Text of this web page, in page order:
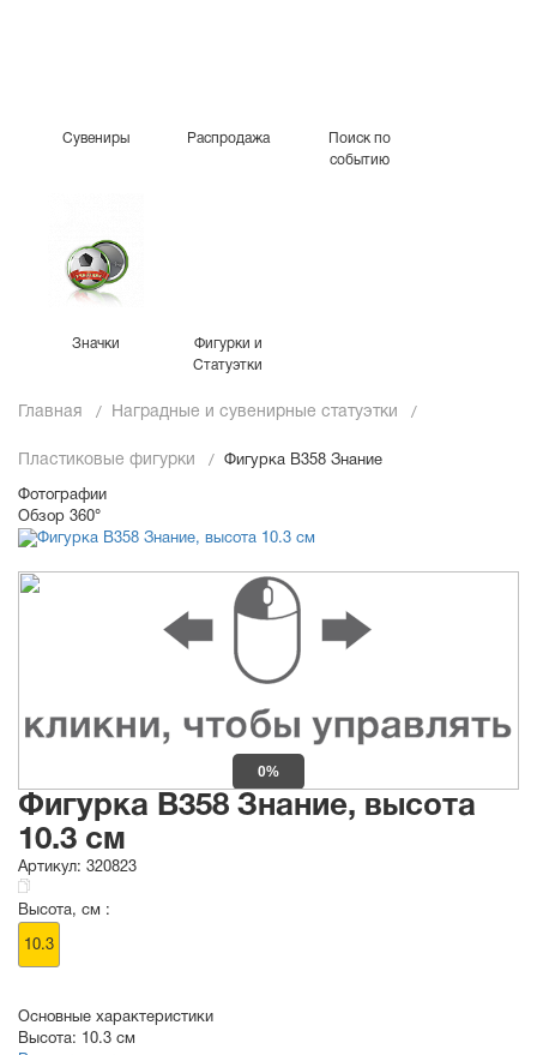
Сувениры Распродажа
Поиск по
событию
Значки
Фигурки и
Статуэтки
Главная Наградные и сувенирные статуэтки
Пластиковые фигурки Фигурка B358 Знание
Фотографии
Обзор 360°
0%
Фигурка B358 Знание, высота
10.3 см
Артикул: 320823
Высота, см :
10.3
Основные характеристики
Высота: 10.3 см